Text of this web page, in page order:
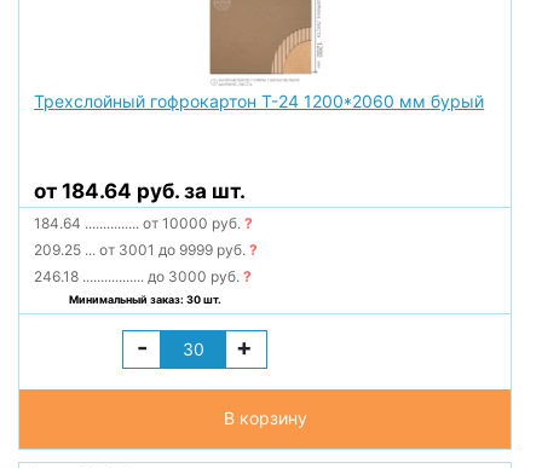
Трехслойный гофрокартон Т-24 1200*2060 мм бурый
от 184.64 руб. за шт.
184.64 ............... от 10000 руб.?
209.25 ... от 3001 до 9999 руб.?
246.18 ................. до 3000 руб.?
Минимальный заказ: 30 шт.
- +
В корзину